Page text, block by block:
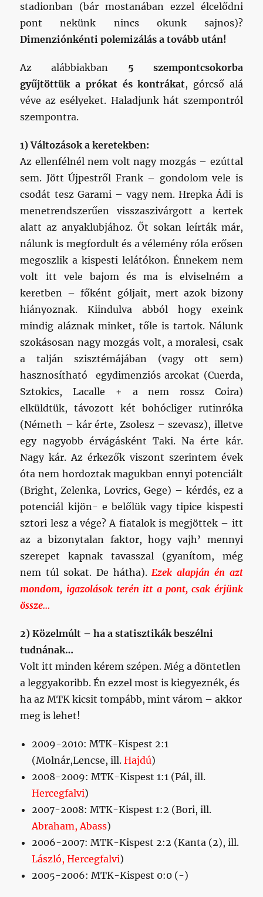
Az alábbiakban5 szempontcsokorba
gyűjtöttük a prókat és kontrákat, górcső alá
véve az esélyeket. Haladjunk hát szempontról
1) Változások a keretekben:
Az ellenfélnél nem volt nagy mozgás – ezúttal
sem. Jött Újpestről Frank – gondolom vele is
menetrendszerűen visszaszivárgott a kertek
alatt az anyaklubjához. Őt sokan leírták már,
nálunk is megfordult és a vélemény róla erősen
megoszlik a kispesti lelátókon. Énnekem nem
volt itt vele bajom és ma is elviselném a
keretben – főként góljait, mert azok bizony
hiányoznak. Kiindulva abból hogy exeink
mindig aláznak minket, tőle is tartok. Nálunk
szokásosan nagy mozgás volt, a moralesi, csak
a talján szisztémájában (vagy ott sem)
hasznosítható egydimenziós arcokat (Cuerda,
Sztokics, Lacalle + a nem rossz Coira)
elküldtük, távozott két bohócliger rutinróka
(Németh – kár érte, Zsolesz – szevasz), illetve
egy nagyobb érvágásként Taki. Na érte kár.
Nagy kár. Az érkezők viszont szerintem évek
óta nem hordoztak magukban ennyi potenciált
(Bright, Zelenka, Lovrics, Gege) – kérdés, ez a
potenciál kijön- e belőlük vagy tipice kispesti
sztori lesz a vége? A fiatalok is megjöttek – itt
az a bizonytalan faktor, hogy vajh’ mennyi
szerepet kapnak tavasszal (gyanítom, még
nem túl sokat. De hátha).Ezek alapján én azt
mondom, igazolások terén itt a pont, csak érjünk
össze…
2) Közelmúlt – ha a statisztikák beszélni
tudnának…
Volt itt minden kérem szépen. Még a döntetlen
ha az MTK kicsit tompább, mint várom – akkor
meg is lehet!
2009-2010: MTK-Kispest 2:1
(Molnár,Lencse, ill.Hajdú)
2008-2009: MTK-Kispest 1:1 (Pál, ill.
2007-2008: MTK-Kispest 1:2 (Bori, ill.
Abraham, Abass)
2006-2007: MTK-Kispest 2:2 (Kanta (2), ill.
László, Hercegfalvi
2005-2006: MTK-Kispest 0:0 (-)
Ez így ikszet sugall. Kár hogy Hfalvi sérült, ő
előszeretettel köszönget be itt.